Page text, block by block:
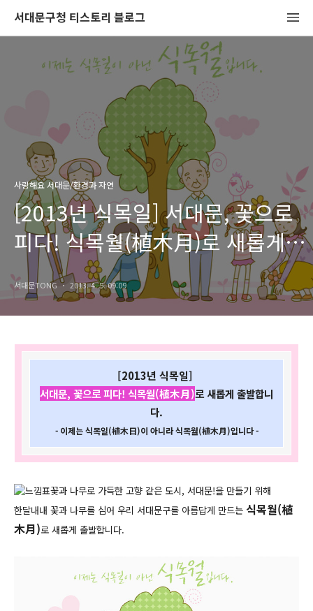
서대문구청 티스토리 블로그
사랑해요 서대문/환경과 자연
[2013년 식목일] 서대문, 꽃으로
피다! 식목월(植木月)로 새롭게
출발합니다.
서대문TONG 2013. 4. 5. 09:09
[2013년 식목일]
서대문, 꽃으로 피다! 식목월(植木月)로 새롭게 출발합니
다.
- 이제는 식목일(植木日)이 아니라 식목월(植木月)입니다 -
꽃과 나무로 가득한 고향 같은 도시, 서대문!을 만들기 위해
한달내내 꽃과 나무를 심어 우리 서대문구를 아름답게 만드는 식목월(植
木月)로 새롭게 출발합니다.